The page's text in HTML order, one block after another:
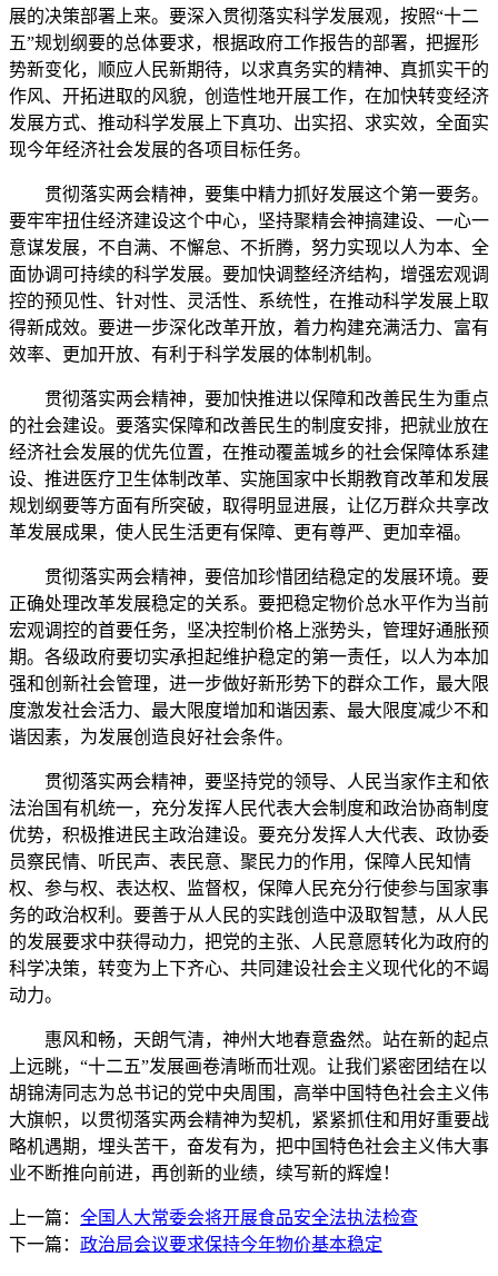
展的决策部署上来。要深入贯彻落实科学发展观，按照“十二
五”规划纲要的总体要求，根据政府工作报告的部署，把握形
势新变化，顺应人民新期待，以求真务实的精神、真抓实干的
作风、开拓进取的风貌，创造性地开展工作，在加快转变经济
发展方式、推动科学发展上下真功、出实招、求实效，全面实
现今年经济社会发展的各项目标任务。
贯彻落实两会精神，要集中精力抓好发展这个第一要务。
要牢牢扭住经济建设这个中心，坚持聚精会神搞建设、一心一
意谋发展，不自满、不懈怠、不折腾，努力实现以人为本、全
面协调可持续的科学发展。要加快调整经济结构，增强宏观调
控的预见性、针对性、灵活性、系统性，在推动科学发展上取
得新成效。要进一步深化改革开放，着力构建充满活力、富有
效率、更加开放、有利于科学发展的体制机制。
贯彻落实两会精神，要加快推进以保障和改善民生为重点
的社会建设。要落实保障和改善民生的制度安排，把就业放在
经济社会发展的优先位置，在推动覆盖城乡的社会保障体系建
设、推进医疗卫生体制改革、实施国家中长期教育改革和发展
规划纲要等方面有所突破，取得明显进展，让亿万群众共享改
革发展成果，使人民生活更有保障、更有尊严、更加幸福。
贯彻落实两会精神，要倍加珍惜团结稳定的发展环境。要
正确处理改革发展稳定的关系。要把稳定物价总水平作为当前
宏观调控的首要任务，坚决控制价格上涨势头，管理好通胀预
期。各级政府要切实承担起维护稳定的第一责任，以人为本加
强和创新社会管理，进一步做好新形势下的群众工作，最大限
度激发社会活力、最大限度增加和谐因素、最大限度减少不和
谐因素，为发展创造良好社会条件。
贯彻落实两会精神，要坚持党的领导、人民当家作主和依
法治国有机统一，充分发挥人民代表大会制度和政治协商制度
优势，积极推进民主政治建设。要充分发挥人大代表、政协委
员察民情、听民声、表民意、聚民力的作用，保障人民知情
权、参与权、表达权、监督权，保障人民充分行使参与国家事
务的政治权利。要善于从人民的实践创造中汲取智慧，从人民
的发展要求中获得动力，把党的主张、人民意愿转化为政府的
科学决策，转变为上下齐心、共同建设社会主义现代化的不竭
动力。
惠风和畅，天朗气清，神州大地春意盎然。站在新的起点
上远眺，“十二五”发展画卷清晰而壮观。让我们紧密团结在以
胡锦涛同志为总书记的党中央周围，高举中国特色社会主义伟
大旗帜，以贯彻落实两会精神为契机，紧紧抓住和用好重要战
略机遇期，埋头苦干，奋发有为，把中国特色社会主义伟大事
业不断推向前进，再创新的业绩，续写新的辉煌！
上一篇： 全国人大常委会将开展食品安全法执法检查
下一篇： 政治局会议要求保持今年物价基本稳定